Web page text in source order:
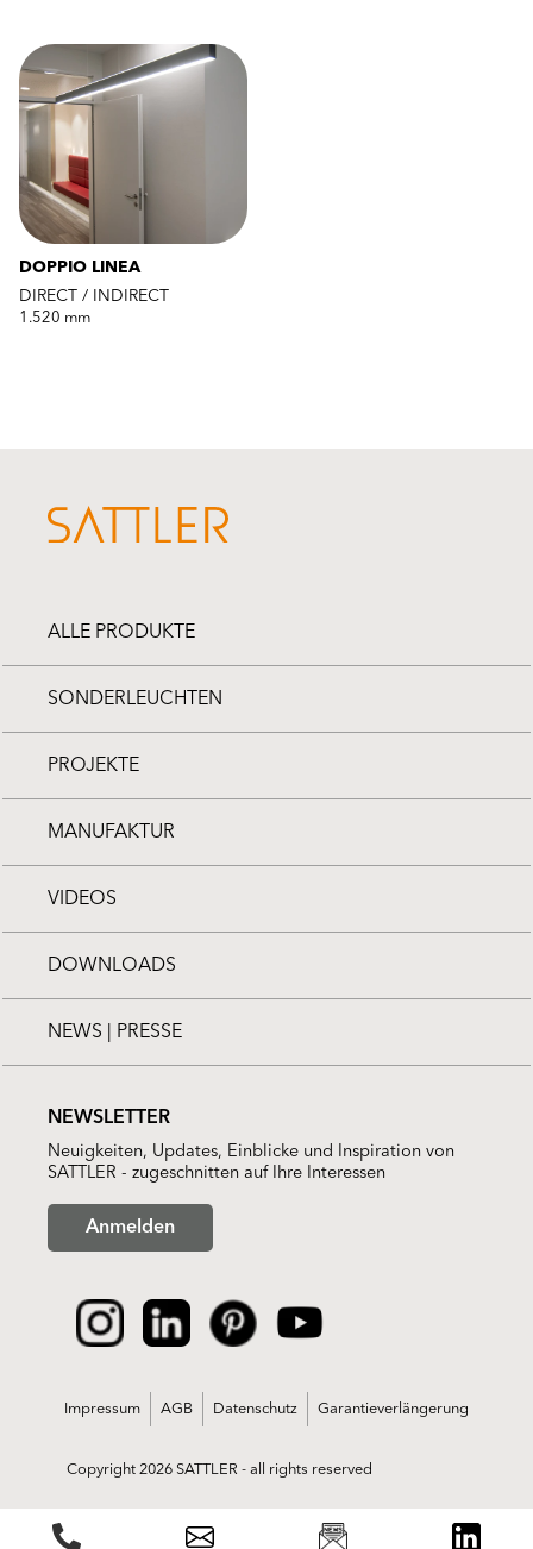
DOPPIO LINEA
DIRECT / INDIRECT
1.520 mm
ALLE PRODUKTE
SONDERLEUCHTEN
PROJEKTE
MANUFAKTUR
VIDEOS
DOWNLOADS
NEWS | PRESSE
NEWSLETTER
Neuigkeiten, Updates, Einblicke und Inspiration von
SATTLER - zugeschnitten auf Ihre Interessen
Anmelden
Impressum AGB Datenschutz Garantieverlängerung
Copyright 2026 SATTLER - all rights reserved